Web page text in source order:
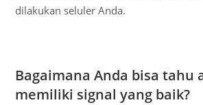
dilakukan seluler Anda.
Bagaimana Anda bisa tahu
memiliki signal yang baik?